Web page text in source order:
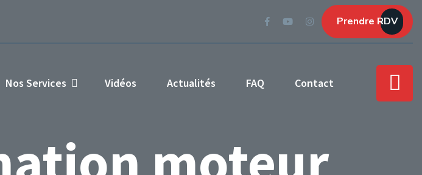
Prendre RDV
Nos Services Vidéos Actualités FAQ Contact